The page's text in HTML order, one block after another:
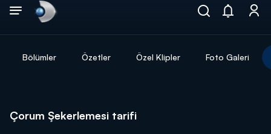
Bölümler Özetler Özel Klipler Foto Galeri
Çorum Şekerlemesi tarifi